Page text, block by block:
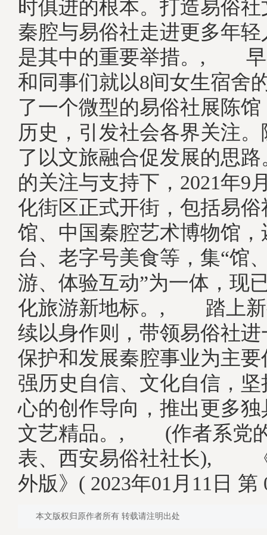
时俱进的根本。打造易俗
秦腔与易俗社走进更多年
是其中的重要举措。, 早
和同事们就以8间女生宿舍
了一个微型的易俗社展陈
历史，引发社会各界关注
了以文旅融合促发展的思
的关注与支持下，2021年9
化街区正式开街，包括易
馆、中国秦腔艺术博物馆
台、老字号美食等，集“馆
游、体验互动”为一体，现
化旅游新地标。, 踏上新
续以身作则，带领易俗社
保护和发展秦腔事业为主
强历史自信、文化自信，
心的创作导向，推出更多
文艺精品。, (作者系党
表、西安易俗社社长),
外版》( 2023年01月11日 第
本文版权归原作者所有 转载请注明出处